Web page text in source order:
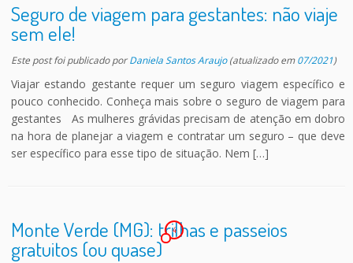
Seguro de viagem para gestantes: não viaje
sem ele!
Este post foi publicadoporDaniela Santos Araujo(atualizado em07/2021)
Viajar estando gestante requer um seguro viagem específico e
pouco conhecido. Conheça mais sobre o seguro de viagem para
gestantes As mulheres grávidas precisam de atenção em dobro
na hora de planejar a viagem e contratar um seguro – que deve
ser específico para esse tipo de situação. Nem […]
Monte Verde (MG): trilhas e passeios
gratuitos (ou quase)
4